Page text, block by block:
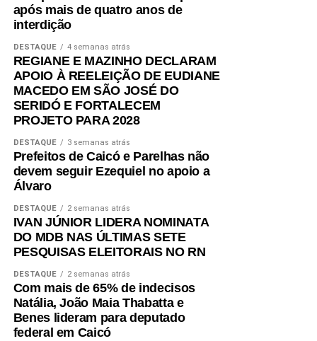
após mais de quatro anos de
interdição
DESTAQUE 4 semanas atrás
REGIANE E MAZINHO DECLARAM
APOIO À REELEIÇÃO DE EUDIANE
MACEDO EM SÃO JOSÉ DO
SERIDÓ E FORTALECEM
PROJETO PARA 2028
DESTAQUE 3 semanas atrás
Prefeitos de Caicó e Parelhas não
devem seguir Ezequiel no apoio a
Álvaro
DESTAQUE 2 semanas atrás
IVAN JÚNIOR LIDERA NOMINATA
DO MDB NAS ÚLTIMAS SETE
PESQUISAS ELEITORAIS NO RN
DESTAQUE 2 semanas atrás
Com mais de 65% de indecisos
Natália, João Maia Thabatta e
Benes lideram para deputado
federal em Caicó